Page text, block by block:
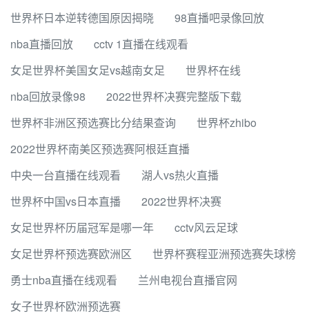
世界杯日本逆转德国原因揭晓
98直播吧录像回放
nba直播回放
cctv 1直播在线观看
女足世界杯美国女足vs越南女足
世界杯在线
nba回放录像98
2022世界杯决赛完整版下载
世界杯非洲区预选赛比分结果查询
世界杯zhibo
2022世界杯南美区预选赛阿根廷直播
中央一台直播在线观看
湖人vs热火直播
世界杯中国vs日本直播
2022世界杯决赛
女足世界杯历届冠军是哪一年
cctv风云足球
女足世界杯预选赛欧洲区
世界杯赛程亚洲预选赛失球榜
勇士nba直播在线观看
兰州电视台直播官网
女子世界杯欧洲预选赛